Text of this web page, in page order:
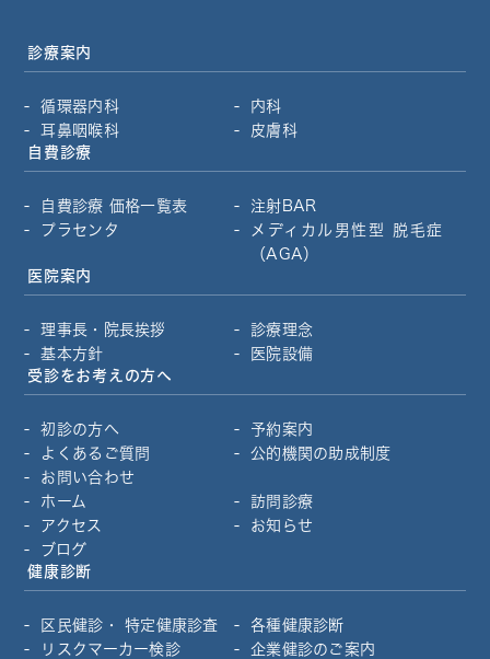
診療案内
循環器内科
内科
耳鼻咽喉科
皮膚科
自費診療
自費診療 価格一覧表
注射BAR
プラセンタ
メディカル男性型
脱毛症
（AGA）
医院案内
理事長・院長挨拶
診療理念
基本方針
医院設備
受診をお考えの方へ
初診の方へ
予約案内
よくあるご質問
公的機関の助成制度
お問い合わせ
ホーム
訪問診療
アクセス
お知らせ
ブログ
健康診断
区民健診・ 特定健康診査
各種健康診断
リスクマーカー検診
企業健診のご案内